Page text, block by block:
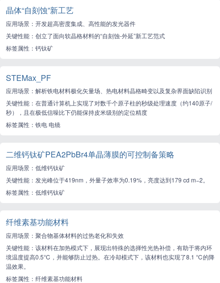
晶体“自刻蚀”新工艺
应用场景：开发超高密度集成、高性能的发光器件
关键性能：创立了面向软晶格材料的“自刻蚀-外延”新工艺范式
标签属性：钙钛矿
STEMax_PF
应用场景：解析铁电材料极化矢量场、热电材料晶格畸变以及复杂界面缺陷识别
关键性能：在普通计算机上实现了对数千个原子柱的秒级处理速度（约140原子/
秒），且在极低信噪比下仍能保持皮米级别的定位精度
标签属性：铁电 电镜
二维钙钛矿PEA2PbBr4单晶薄膜的可控制备策略
应用场景：低维钙钛矿
关键性能：发光峰位于419nm，外量子效率为0.19%，亮度达到179 cd m−2。
标签属性：低维钙钛矿
纤维素基功能材料
应用场景：聚合物基体材料的过热老化和失效
关键性能：该材料在加热模式下，展现出特殊的选择性光热补偿，有助于将内环
境温度提高0.5℃，并能够防止过热。在冷却模式下，该材料也实现了8.1 ℃的降
温效果。
标签属性：纤维素基功能材料